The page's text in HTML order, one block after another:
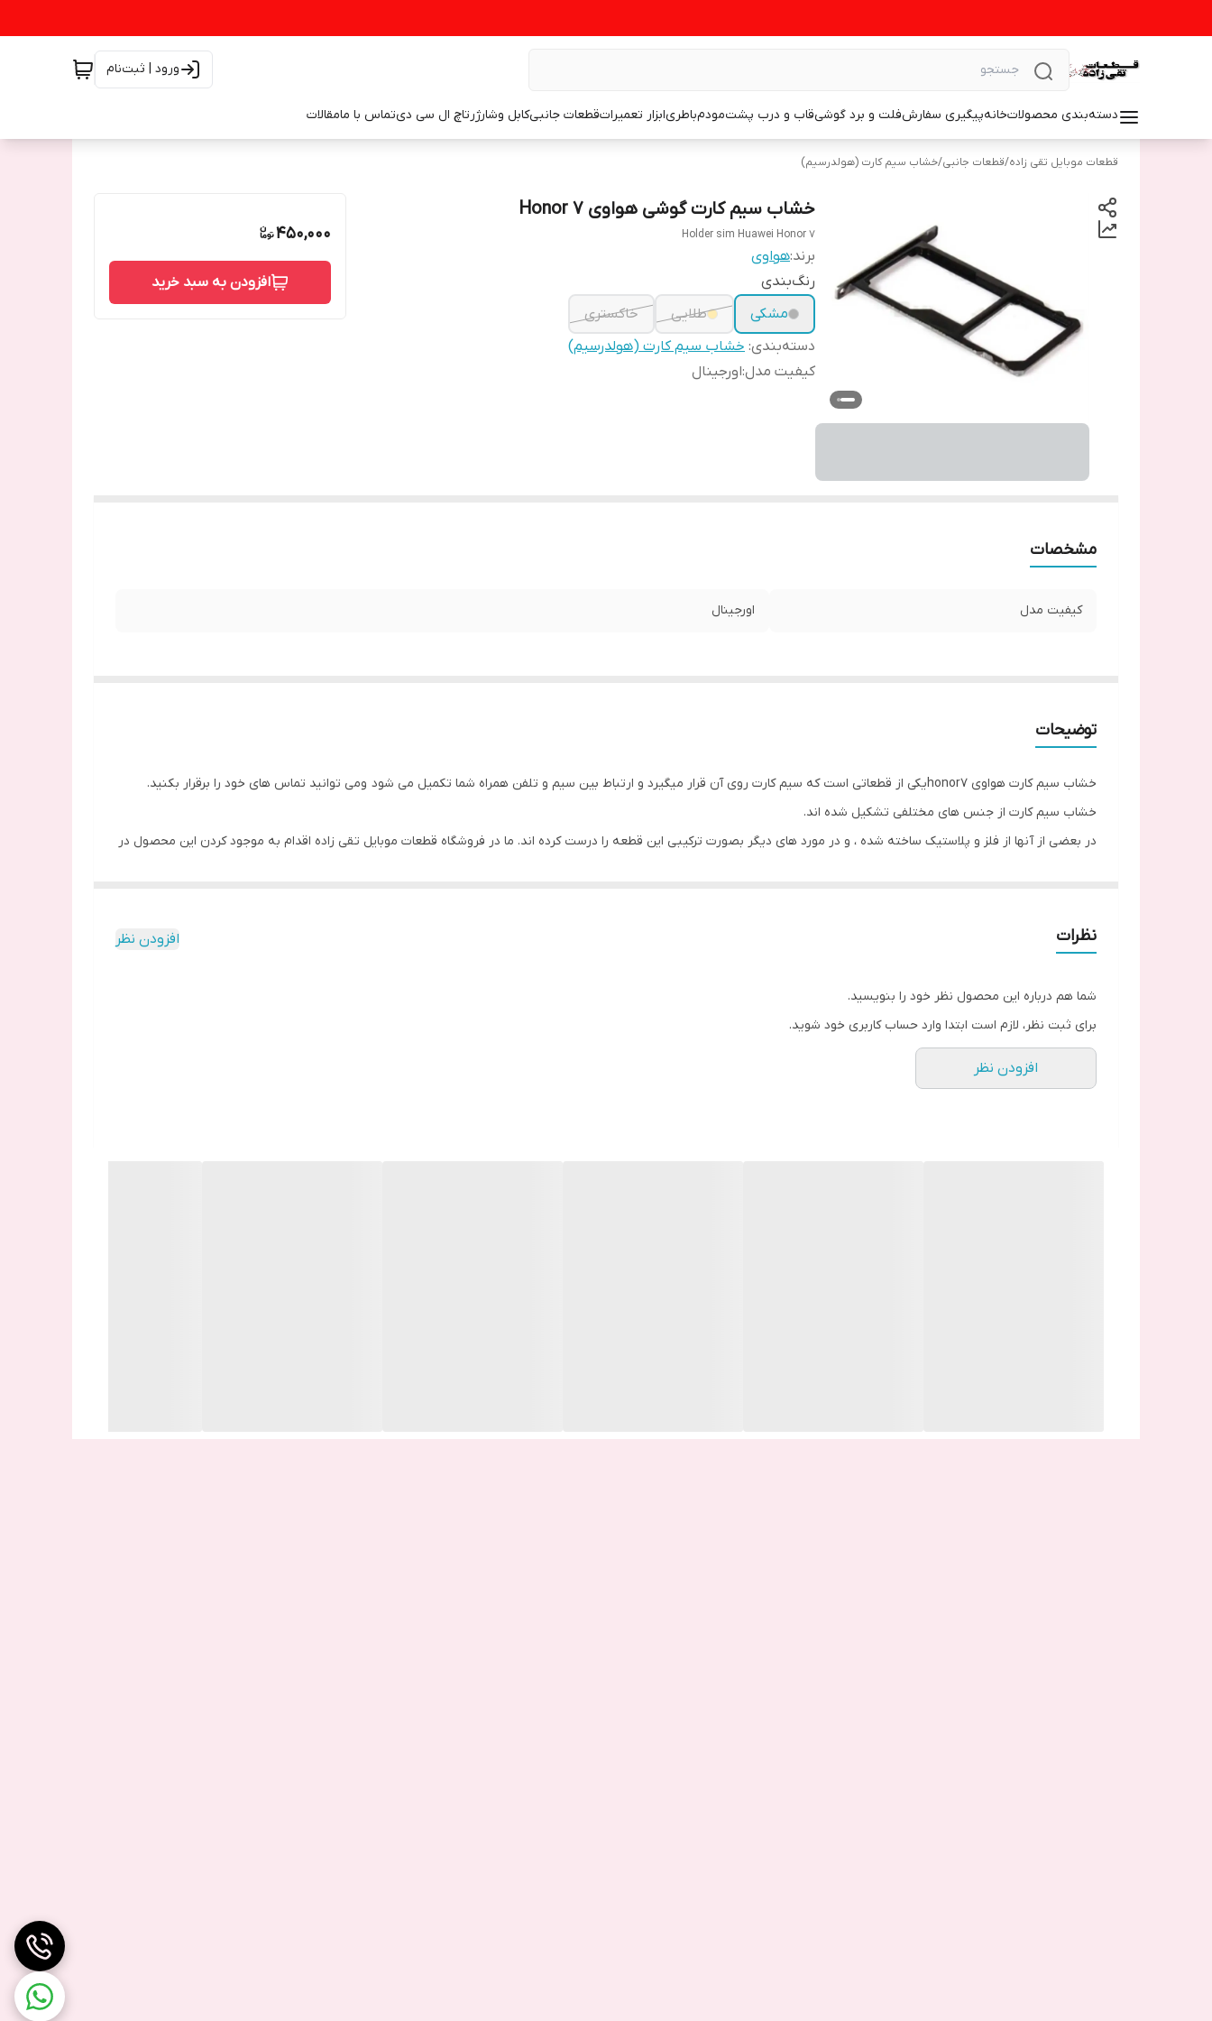
ورود | ثبت‌نام
دسته‌بندی محصولاتخانهپیگیری سفارشفلت و برد گوشیقاب و درب پشتمودمباطریابزار تعمیراتقطعات جانبیکابل وشارژرتاچ ال سی دیتماس با مامقالات
قطعات موبایل تقی زاده/قطعات جانبی/خشاب سیم کارت (هولدرسیم)
خشاب سیم کارت گوشی هواوی Honor 7
Holder sim Huawei Honor 7
برند:هواوی
رنگ‌بندی
مشکی
طلایی
خاکستری
دسته‌بندی: خشاب سیم کارت (هولدرسیم)
کیفیت مدل:اورجینال
450,000
افزودن به سبد خرید
مشخصات
کیفیت مدل اورجینال
توضیحات
خشاب سیم کارت هواوی honor7یکی از قطعاتی است که سیم کارت روی آن قرار میگیرد و ارتباط بین سیم و تلفن همراه شما تکمیل می شود ومی توانید تماس های خود را برقرار بکنید.
خشاب سیم کارت از جنس های مختلفی تشکیل شده اند.
در بعضی از آنها از فلز و پلاستیک ساخته شده ، و در مورد های دیگر بصورت ترکیبی این قطعه را درست کرده اند. ما در فروشگاه قطعات موبایل تقی زاده اقدام به موجود کردن این محصول در
حتما با سوزن مرتبط گوشی تلفن همراه خود خشاب سیم را جابه جا بکنید زیرا در بعضی از مدل ها با سوزن و در موارد دیگر به صورت فشار برروی هولدر امکان جابه جایی هست. اگر در هر
صورتی این قطعه را گم کرده یا بر اثر جابه جایی غیر ایمن خراب گردیده نگران نشوید چون فروشگاه مکس فون در رنگ بندی های مختلف در برند های گوناگون موجود دارد.
نظرات افزودن نظر
شما هم درباره این محصول نظر خود را بنویسید.
برای ثبت نظر، لازم است ابتدا وارد حساب کاربری خود شوید.
افزودن نظر